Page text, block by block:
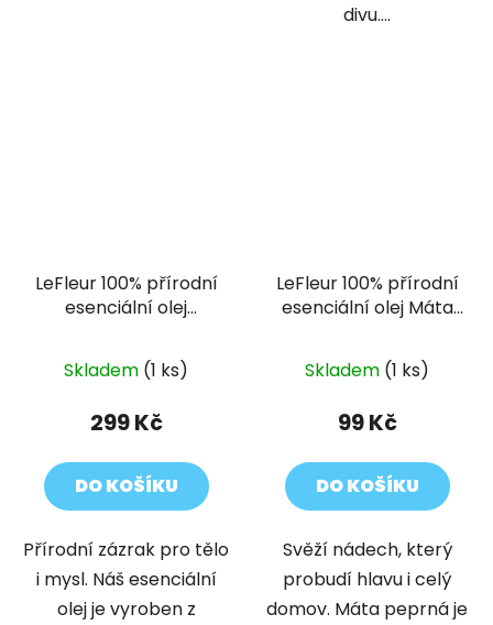
divu....
LeFleur 100% přírodní
esenciální olej
lístky 30 ml
Skladem (1 ks)
299 Kč
DO KOŠÍKU
Přírodní zázrak pro tělo
i mysl. Náš esenciální
olej je vyroben z
LeFleur 100% přírodní
esenciální olej Máta
Skladem (1 ks)
99 Kč
DO KOŠÍKU
Svěží nádech, který
probudí hlavu i celý
domov. Máta peprná je